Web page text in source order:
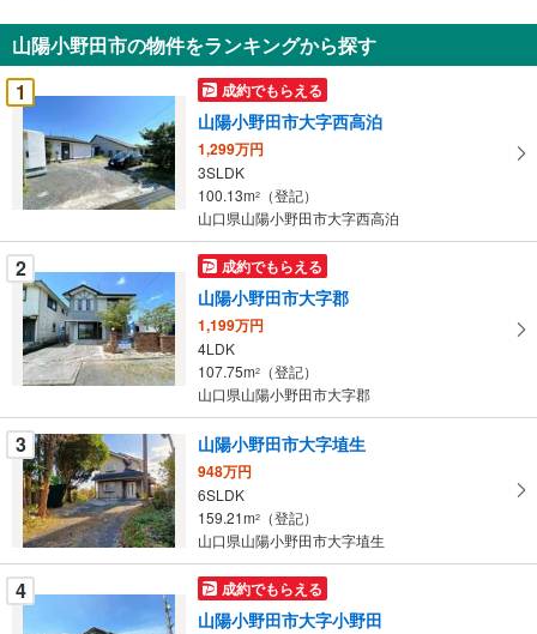
知
を
受
け
取
る
・
条
件
を
マ
イ
ペ
ー
に
保
存
す
る
山陽小野田市の物件をランキングから探す
1
成約でもらえる
山陽小野田市大字西高泊
1,299万円
3SLDK
100.13m2
（登記）
山口県山陽小野田市大字西高泊
2 成約でもらえる
山陽小野田市大字郡
1,199万円
4LDK
107.75m2
（登記）
山口県山陽小野田市大字郡
3 山陽小野田市大字埴生
948万円
6SLDK
159.21m2
（登記）
山口県山陽小野田市大字埴生
4 成約でもらえる
山陽小野田市大字小野田